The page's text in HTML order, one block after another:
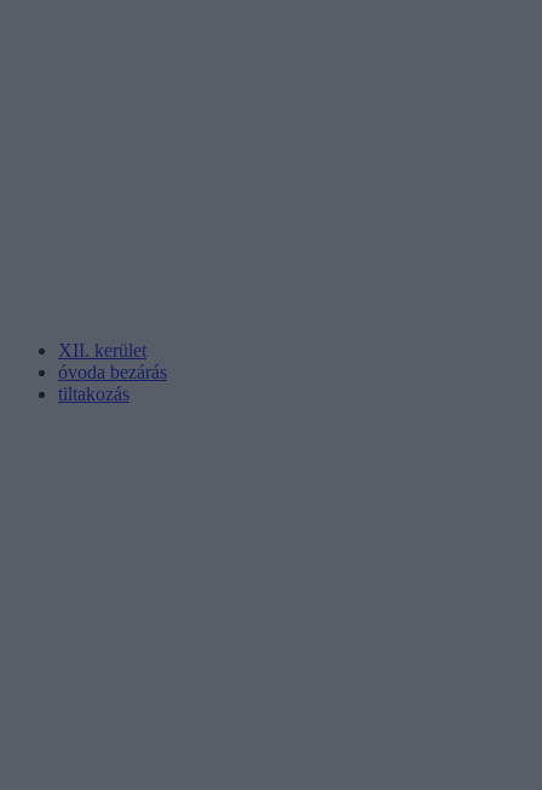
XII. kerület
óvoda bezárás
tiltakozás